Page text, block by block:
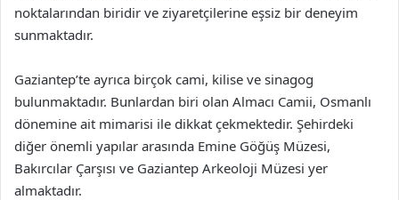
noktalarından biridir ve ziyaretçilerine eşsiz bir deneyim
sunmaktadır.
Gaziantep’te ayrıca birçok cami, kilise ve sinagog
bulunmaktadır. Bunlardan biri olan Almacı Camii, Osmanlı
dönemine ait mimarisi ile dikkat çekmektedir. Şehirdeki
diğer önemli yapılar arasında Emine Göğüş Müzesi,
Bakırcılar Çarşısı ve Gaziantep Arkeoloji Müzesi yer
almaktadır.